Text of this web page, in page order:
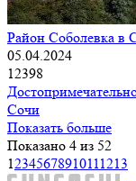
Район Соболевка в
05.04.2024
12398
Сочи
Показать больше
Показано 4 из 52
12345678910111213